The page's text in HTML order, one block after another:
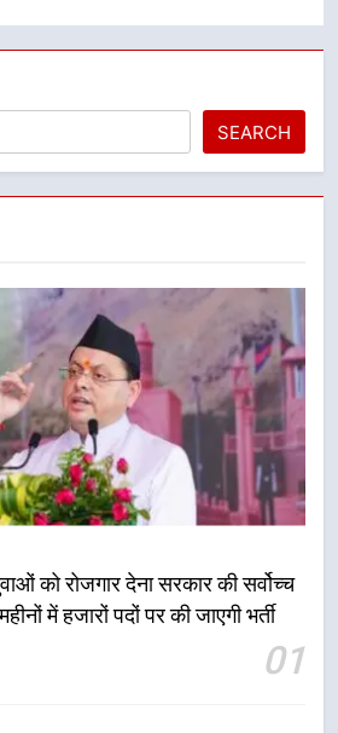
SEARCH
को रोजगार देना सरकार की सर्वोच्च
में हजारों पदों पर की जाएगी भर्ती
01
एमडीडीए बोर्ड बैठक में 25 विकास प्रस्तावों